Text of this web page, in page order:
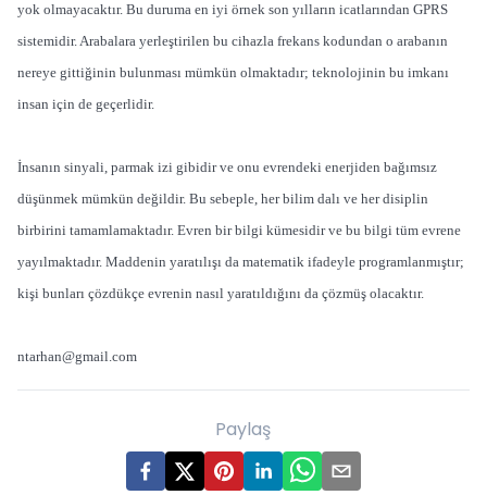
yok olmayacaktır. Bu duruma en iyi örnek son yılların icatlarından GPRS
sistemidir. Arabalara yerleştirilen bu cihazla frekans kodundan o arabanın
nereye gittiğinin bulunması mümkün olmaktadır; teknolojinin bu imkanı
insan için de geçerlidir.
İnsanın sinyali, parmak izi gibidir ve onu evrendeki enerjiden bağımsız
düşünmek mümkün değildir. Bu sebeple, her bilim dalı ve her disiplin
birbirini tamamlamaktadır. Evren bir bilgi kümesidir ve bu bilgi tüm evrene
yayılmaktadır. Maddenin yaratılışı da matematik ifadeyle programlanmıştır;
kişi bunları çözdükçe evrenin nasıl yaratıldığını da çözmüş olacaktır.
ntarhan@gmail.com
Paylaş